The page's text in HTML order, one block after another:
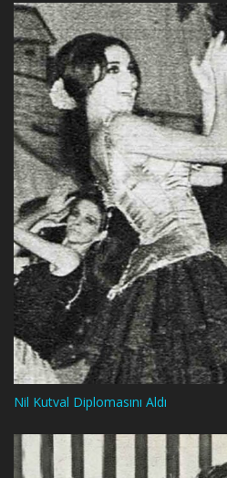
Nil Kutval Diplomasını Aldı